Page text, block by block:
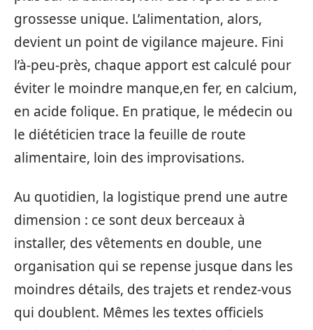
grossesse unique. L’alimentation, alors,
devient un point de vigilance majeure. Fini
l’à-peu-près, chaque apport est calculé pour
éviter le moindre manque,en fer, en calcium,
en acide folique. En pratique, le médecin ou
le diététicien trace la feuille de route
alimentaire, loin des improvisations.
Au quotidien, la logistique prend une autre
dimension : ce sont deux berceaux à
installer, des vêtements en double, une
organisation qui se repense jusque dans les
moindres détails, des trajets et rendez-vous
qui doublent. Mêmes les textes officiels